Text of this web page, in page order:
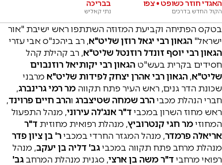
האגדי חוזר כשופט • צפו
הקול החדש בדרכים
בבריכה
נתי קאליש
בטקס הפתיחה וקביעת המזוזה השתתפו ראש ישיבת "אור
ישראל" הגאון רבי יגאל רוזן שליט"א, רב ביהכנ"ס אבי עזרי
הגאון רבי יוסף זונדל רוזנטל שליט"א, רב קהילת קהל
חסידים בקרית בעש"ט הגאון רבי יקותיאל רוזנבוים
שליט"א, הגאון רבי אהרן יצחק לפידות שליט"א מרבני
שכונת הדר גנים, ראש העיר פתח תקווה מר רמי גרינברג,
חברי הנהלת מכביהרב שמחה שטיצברג והרב חיים פרוינד,
ראש מחוז השרון במכבי ד"ר אנג'לה עירוני, מנהל התפעול
המחוזימר חגי קנטרוביץ, מנהלת רפואית מחוזית ד"ר
אריאלה פרמדר, מנהל המגזר החרדי במכביר' בן ציון פדר
מנהלת מרחב פתח תקווה במכביגב' דליה בן יעקב, מנהל
רפואי מרחבי ד"ר משה בן ארצי, סגנית מנהלת המרחב גב'